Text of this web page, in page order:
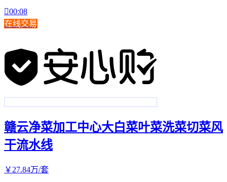
00:08
在线交易
赣云净菜加工中心大白菜叶菜洗菜切菜风
干流水线
￥ 27.84万/套